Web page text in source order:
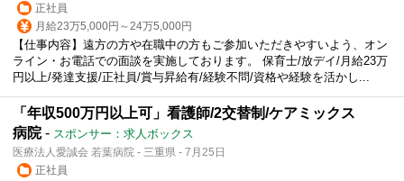
正社員
月給23万5,000円～24万5,000円
【仕事内容】遠方の方や在職中の方もご参加いただきやすいよう、オン
ライン・お電話での面談を実施しております。 保育士/放デイ/月給23万
円以上/発達支援/正社員/賞与昇給有/経験不問/資格や経験を活かし...
「年収500万円以上可」看護師/2交替制/ケアミックス
病院- スポンサー：求人ボックス
医療法人愛誠会 若葉病院 - 三重県 - 7月25日
正社員